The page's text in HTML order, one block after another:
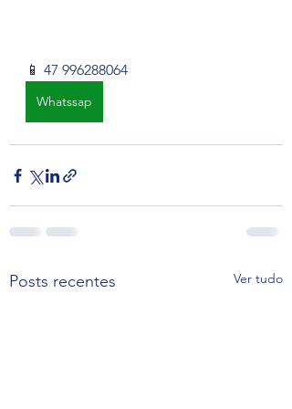
📱 47 996288064
Whatssap
Posts recentes Ver tudo